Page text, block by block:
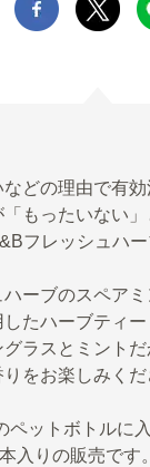
などの理由で有
もったいない
フレッシュハー
ハーブのスペア
たハーブティー
ラスとミント
をお楽しみくだ
ペットボトルに
入りの販売です。